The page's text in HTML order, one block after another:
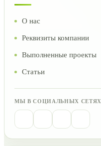
О нас
Реквизиты компании
Выполненные проекты
Статьи
МЫ В СОЦИАЛЬНЫХ СЕТЯХ